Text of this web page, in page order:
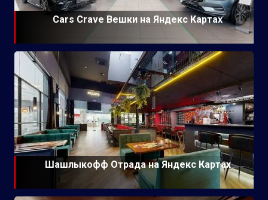
Cars Crave Вешки на Яндекс Картах
Шашлыкофф Отрада на Яндекс Картах